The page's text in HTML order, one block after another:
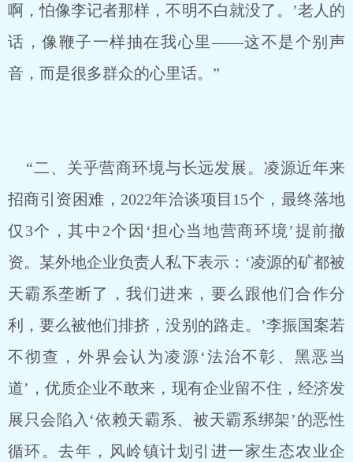
啊，怕像李记者那样，不明不白就没了。’老人的
话，像鞭子一样抽在我心里——这不是个别声
音，而是很多群众的心里话。”
“二、关乎营商环境与长远发展。凌源近年来
招商引资困难，2022年洽谈项目15个，最终落地
仅3个，其中2个因‘担心当地营商环境’提前撤
资。某外地企业负责人私下表示：‘凌源的矿都被
天霸系垄断了，我们进来，要么跟他们合作分
利，要么被他们排挤，没别的路走。’李振国案若
不彻查，外界会认为凌源‘法治不彰、黑恶当
道’，优质企业不敢来，现有企业留不住，经济发
展只会陷入‘依赖天霸系、被天霸系绑架’的恶性
循环。去年，风岭镇计划引进一家生态农业企